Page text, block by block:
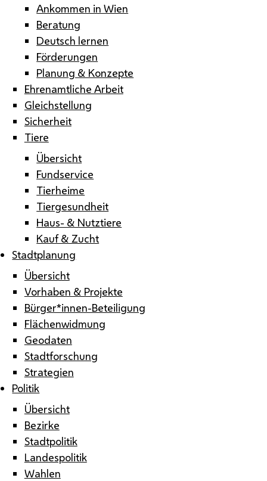
Ankommen in Wien
Beratung
Deutsch lernen
Förderungen
Planung & Konzepte
Ehrenamtliche Arbeit
Gleichstellung
Sicherheit
Tiere
Übersicht
Fundservice
Tierheime
Tiergesundheit
Haus- & Nutztiere
Kauf & Zucht
Stadtplanung
Übersicht
Vorhaben & Projekte
Bürger*innen-Beteiligung
Flächenwidmung
Geodaten
Stadtforschung
Strategien
Politik
Übersicht
Bezirke
Stadtpolitik
Landespolitik
Wahlen